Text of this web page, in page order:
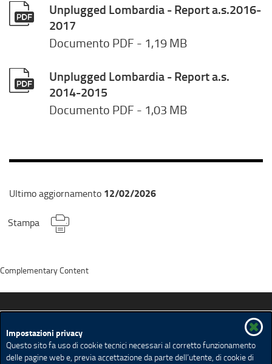
Unplugged Lombardia - Report a.s.2016-
2017
Documento PDF - 1,19 MB
Unplugged Lombardia - Report a.s.
2014-2015
Documento PDF - 1,03 MB
Ultimo aggiornamento 12/02/2026
Stampa
Impostazioni privacy
Questo sito fa uso di cookie tecnici necessari al corretto funzionamento
delle pagine web e, previa accettazione da parte dell’utente, di cookie di
Complementary Content